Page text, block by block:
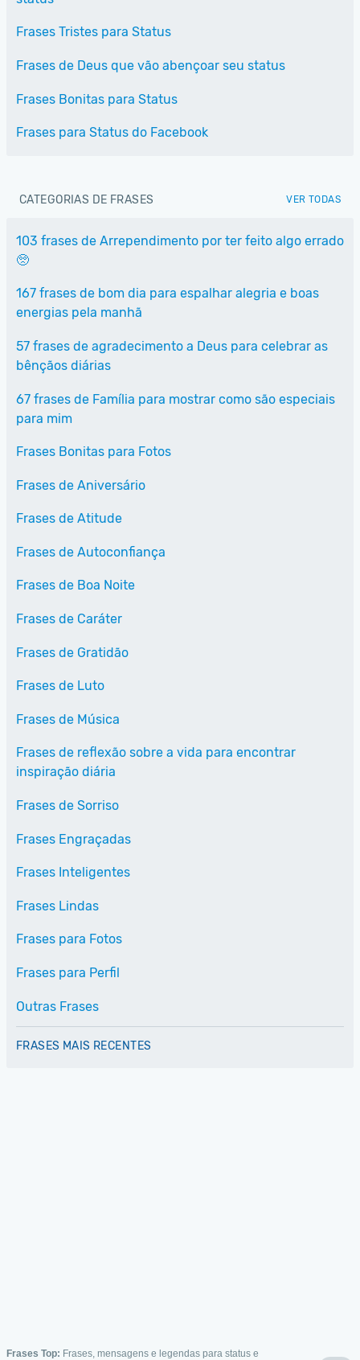
Frases Tristes para Status
Frases de Deus que vão abençoar seu status
Frases Bonitas para Status
Frases para Status do Facebook
CATEGORIAS DE FRASES VER TODAS
103 frases de Arrependimento por ter feito algo errado
🥺
167 frases de bom dia para espalhar alegria e boas
energias pela manhã
57 frases de agradecimento a Deus para celebrar as
bênçãos diárias
67 frases de Família para mostrar como são especiais
para mim
Frases Bonitas para Fotos
Frases de Aniversário
Frases de Atitude
Frases de Autoconfiança
Frases de Boa Noite
Frases de Caráter
Frases de Gratidão
Frases de Luto
Frases de Música
Frases de reflexão sobre a vida para encontrar
inspiração diária
Frases de Sorriso
Frases Engraçadas
Frases Inteligentes
Frases Lindas
Frases para Fotos
Frases para Perfil
Outras Frases
FRASES MAIS RECENTES
Frases Top: Frases, mensagens e legendas para status e